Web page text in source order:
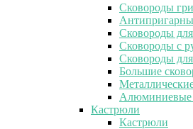
Сковороды
Сковороды
Сковороды с
Сковороды
Большие
Алюминиевые
Кастрюли
Кастрюли